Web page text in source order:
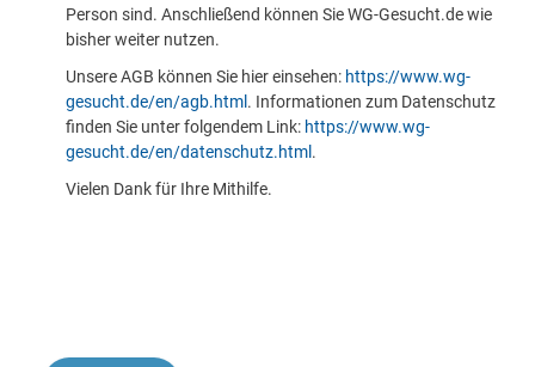
Person sind. Anschließend können Sie WG-Gesucht.de wie
bisher weiter nutzen.
Unsere AGB können Sie hier einsehen: https://www.wg-
gesucht.de/en/agb.html . Informationen zum Datenschutz
finden Sie unter folgendem Link: https://www.wg-
gesucht.de/en/datenschutz.html .
Vielen Dank für Ihre Mithilfe.